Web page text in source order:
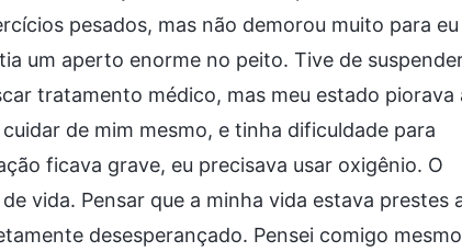
pesados, mas não demorou muito para eu
um aperto enorme no peito. Tive de
tratamento médico, mas meu estado piorava
de mim mesmo, e tinha dificuldade para
ficava grave, eu precisava usar oxigênio. O
vida. Pensar que a minha vida estava prestes
desesperançado. Pensei comigo